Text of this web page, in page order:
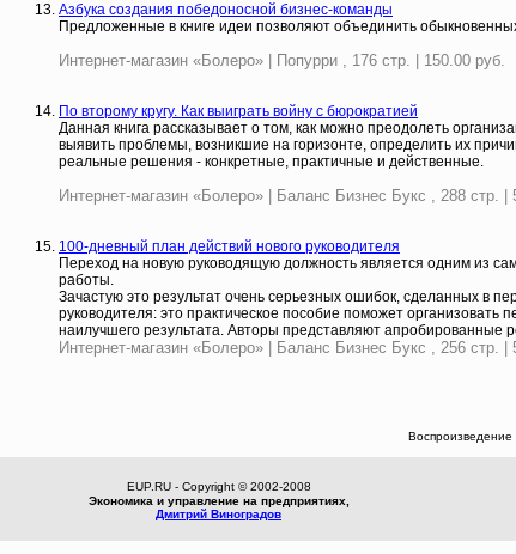
Азбука создания победоносной бизнес-команды
Предложенные в книге идеи позволяют объединить
Интернет-магазин «Болеро» | Попурри , 176 стр. | 150.00 руб.
По второму кругу. Как выиграть войну с бюрократией
Данная книга рассказывает о том, как можно преодолеть
выявить проблемы, возникшие на горизонте, определить их
реальные решения - конкретные, практичные и действенные.
Интернет-магазин «Болеро» | Баланс Бизнес Букс , 288 стр. |
100-дневный план действий нового руководителя
Переход на новую руководящую должность является одним из
работы.
Зачастую это результат очень серьезных ошибок, сделанных в
руководителя: это практическое пособие поможет
наилучшего результата. Авторы представляют
Интернет-магазин «Болеро» | Баланс Бизнес Букс , 256 стр. |
Воспроизведение
EUP.RU - Copyright © 2002-2008
Экономика и управление на предприятиях,
Дмитрий Виноградов